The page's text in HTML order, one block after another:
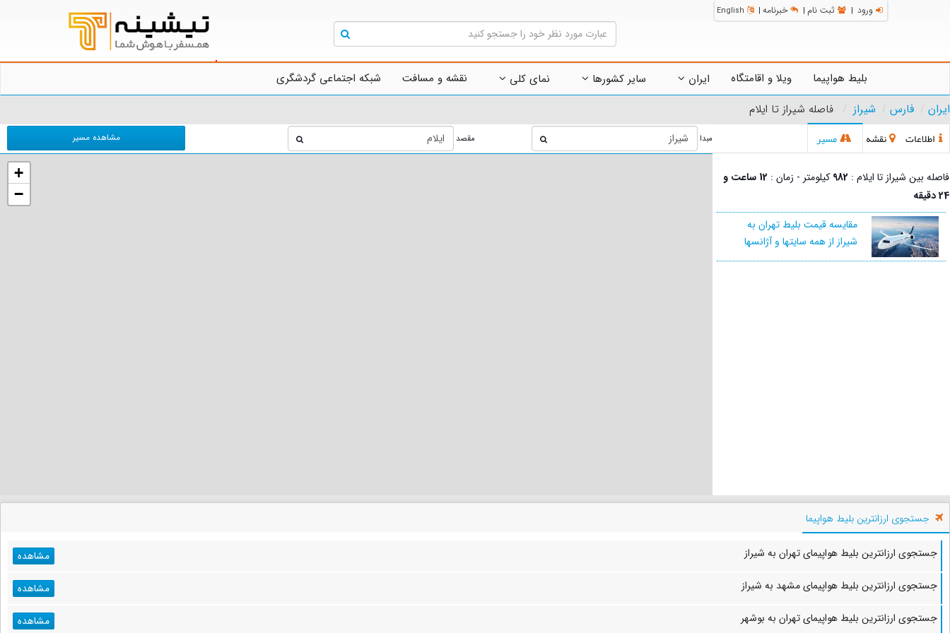
ورود | ثبت نام | خبرنامه |
English
بلیط هواپیما ویلا و اقامتگاه ایران سایر کشورها نمای کلی نقشه و مسافت
شبکه اجتماعی گردشگری
ایران
فارس شیراز فاصله شیراز تا ایلام
اطلاعات نقشه مسیر مبدا مقصد مشاهده مسیر
+
−
فاصله بین شیراز تا ایلام : 982کیلومتر - زمان :
12 ساعت و
24 دقیقه
مقایسه قیمت بلیط تهران به
شیراز از همه سایتها و آژانسها
جستجوی ارزانترین بلیط هواپیما
جستجوی ارزانترین بلیط هواپیمای تهران به شیراز
مشاهده
جستجوی ارزانترین بلیط هواپیمای مشهد به شیراز
مشاهده
جستجوی ارزانترین بلیط هواپیمای تهران به بوشهر
مشاهده